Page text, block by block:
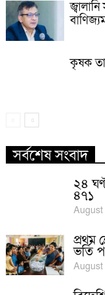
কৃষক
সর্বশেষ সংবাদ
২৪
৪৭১
August
প্রথম
ভর্তি
August